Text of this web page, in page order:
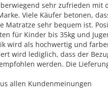
sehr zufrieden
Viele Käufer betonen,
Matratze sehr bequem ist.
für Kinder bis 35kg und
wird als hochwertig und
wird lediglich, dass der
werden. Die
allen Kundenmeinungen